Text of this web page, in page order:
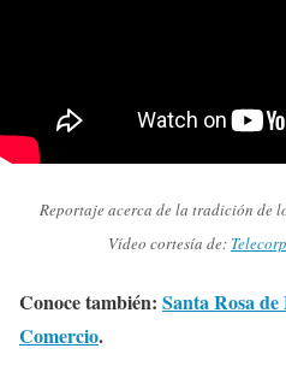
Reportaje acerca de la tradición de
Vídeo cortesía de:
Conoce también: Santa Rosa
Comercio.